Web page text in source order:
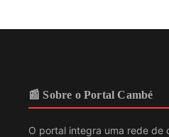
📰 Sobre o Portal Cambé
O portal integra uma rede de